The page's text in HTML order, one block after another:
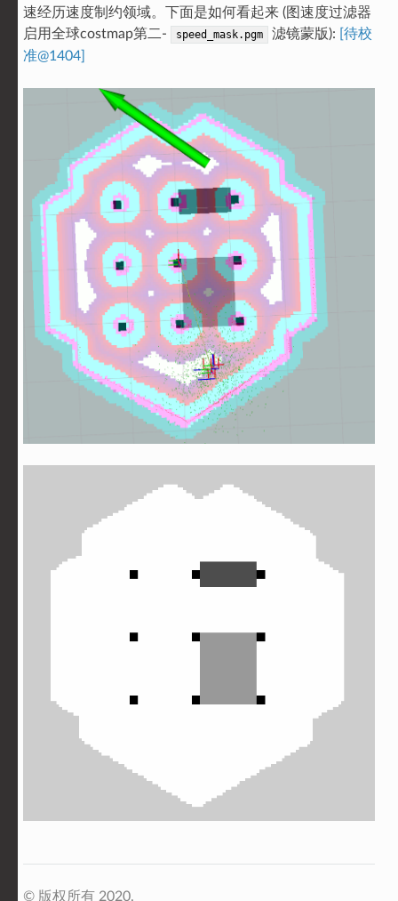
速经历速度制约领域。下面是如何看起来 (图速度过滤器
启用全球costmap第二-
speed_mask.pgm 滤镜蒙版):
[待校
准@1404]
© 版权所有 2020.